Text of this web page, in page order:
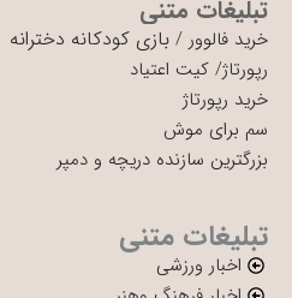
تبلیغات متنی
خرید فالوور / بازی کودکانه دخترانه
رپورتاژ/ کیت اعتیاد
خرید رپورتاژ
سم برای موش
بزرگترین سازنده دریچه و دمپر
تبلیغات متنی
اخبار ورزشی